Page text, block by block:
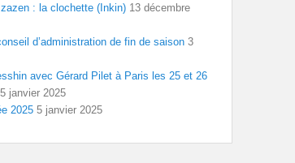
: la clochette (Inkin) 13 décembre
d’administration de fin de saison 3
avec Gérard Pilet à Paris les 25 et 26
5 janvier 2025
2025 5 janvier 2025